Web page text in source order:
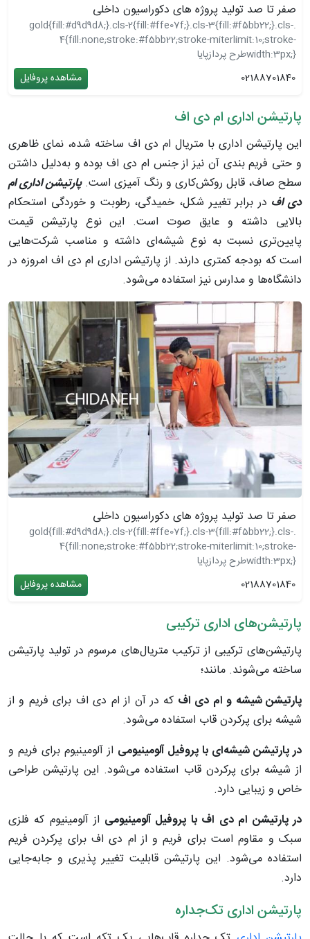
صفر تا صد تولید پروژه های دکوراسیون داخلی
.gold{fill:#d9d9d8;}.cls-2{fill:#ffe07f;}.cls-3{fill:#f5bb22;}.cls-
4{fill:none;stroke:#f5bb22;stroke-miterlimit:10;stroke-
width:3px;}طرح پردازپایا
02188701840
مشاهده پروفایل
پارتیشن اداری ام دی اف
این پارتیشن اداری با متریال ام‌ دی ‌اف ساخته شده، نمای ظاهری
و حتی فریم بندی آن نیز از جنس ام ‌دی ‌اف بوده و به‌دلیل داشتن
سطح صاف، قابل روکش‌کاری و رنگ آمیزی است.پارتیشن اداری ام‌
دی ‌اف در برابر تغییر شکل، خمیدگی، رطوبت و خوردگی استحکام
بالایی داشته و عایق صوت است. این نوع پارتیشن قیمت
پایین‌تری نسبت به نوع شیشه‌ای داشته و مناسب شرکت‌هایی
است که بودجه کمتری دارند. از پارتیشن اداری ام دی اف امروزه در
دانشگاه‌ها و مدارس نیز استفاده می‌شود.
صفر تا صد تولید پروژه های دکوراسیون داخلی
.gold{fill:#d9d9d8;}.cls-2{fill:#ffe07f;}.cls-3{fill:#f5bb22;}.cls-
4{fill:none;stroke:#f5bb22;stroke-miterlimit:10;stroke-
width:3px;}طرح پردازپایا
02188701840
مشاهده پروفایل
پارتیشن‌های اداری ترکیبی
پارتیشن‌های ترکیبی از ترکیب متریال‌های مرسوم در تولید پارتیشن
ساخته می‌شوند. مانند؛
پارتیشن شیشه و ام‌ دی ‌اف که در آن از ام دی اف برای فریم و از
شیشه برای پرکردن قاب استفاده می‌شود.
در پارتیشن شیشه‌ای با پروفیل آلومینیومی از آلومینیوم برای فریم‌ و
از شیشه برای پرکردن قاب استفاده می‌شود. این پارتیشن طراحی
خاص و زیبایی دارد.
در پارتیشن ام دی اف با پروفیل آلومینیومی از آلومینیوم که فلزی
سبک و مقاوم است برای فریم و از ام دی اف برای پرکردن فریم
استفاده می‌شود. این پارتیشن قابلیت تغییر پذیری و جا‌به‌جایی
دارد.
پارتیشن اداری تک‌جداره